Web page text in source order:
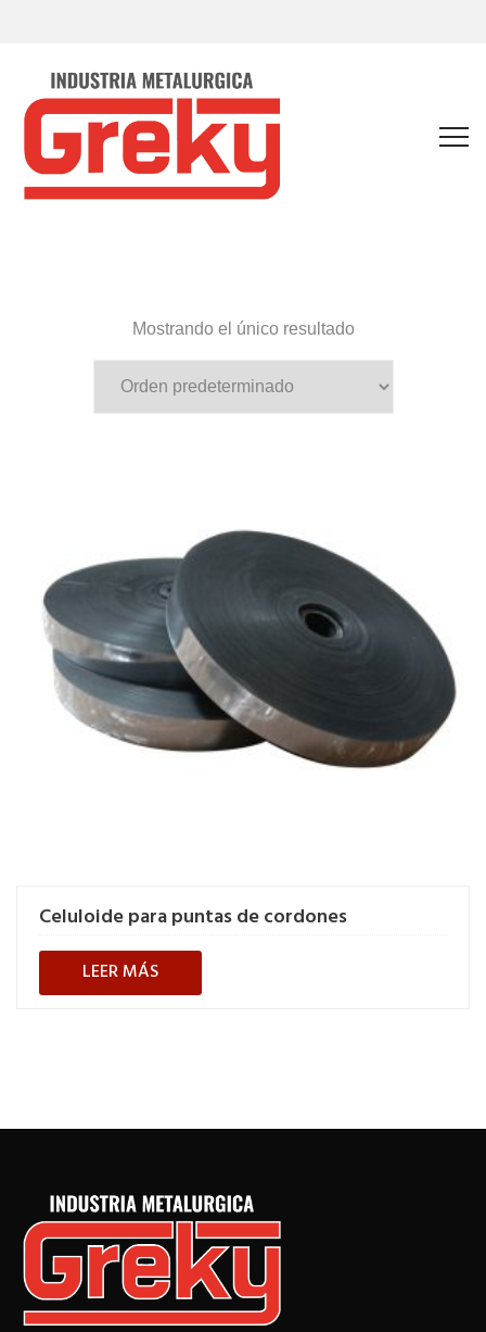
Mostrando el único resultado
Celuloide para puntas de cordones
LEER MÁS